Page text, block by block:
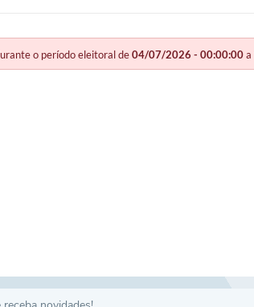
o período eleitoral de04/07/2026 - 00:00:00a